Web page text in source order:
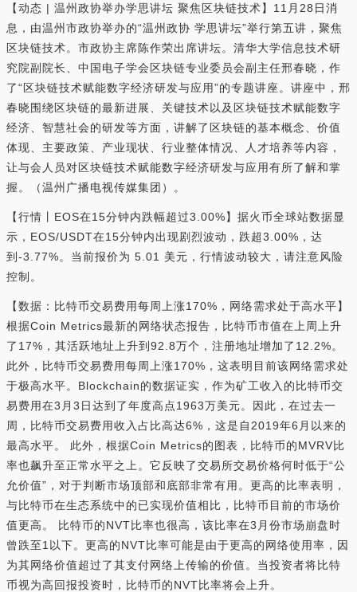
【动态 | 温州政协举办学思讲坛 聚焦区块链技术】11月28日消
息，由温州市政协举办的“温州政协 学思讲坛”举行第五讲，聚焦
区块链技术。市政协主席陈作荣出席讲坛。清华大学信息技术研
究院副院长、中国电子学会区块链专业委员会副主任邢春晓，作
了“区块链技术赋能数字经济研发与应用”的专题讲座。讲座中，邢
春晓围绕区块链的最新进展、关键技术以及区块链技术赋能数字
经济、智慧社会的研发等方面，讲解了区块链的基本概念、价值
体现、主要政策、产业现状、行业整体情况、人才培养等内容，
让与会人员对区块链技术赋能数字经济研发与应用有所了解和掌
握。（温州广播电视传媒集团）。
【行情丨EOS在15分钟内跌幅超过3.00%】据火币全球站数据显
示，EOS/USDT在15分钟内出现剧烈波动，跌超3.00%，达
到-3.77%。当前报价为 5.01 美元，行情波动较大，请注意风险
控制。
【数据：比特币交易费用每周上涨170%，网络需求处于高水平】
根据Coin Metrics最新的网络状态报告，比特币市值在上周上升
了17%，其活跃地址上升到92.8万个，注册地址增加了12.2%。
此外，比特币交易费用每周上涨170%，这表明目前该网络需求处
于极高水平。Blockchain的数据证实，作为矿工收入的比特币交
易费用在3月3日达到了年度高点1963万美元。因此，在过去一
周，比特币交易费用收入占比高达6%，这是自2019年6月以来的
最高水平。 此外，根据Coin Metrics的图表，比特币的MVRV比
率也飙升至正常水平之上。它反映了交易所交易价格何时低于“公
允价值”，对于判断市场顶部和底部非常有用。更高的比率表明，
与比特币在生态系统中的已实现价值相比，比特币目前的市场价
值更高。 比特币的NVT比率也很高，该比率在3月份市场崩盘时
曾跌至1以下。更高的NVT比率可能是由于更高的网络使用率，因
为其网络价值超过了其支付网络上传输的价值。当投资者将比特
币视为高回报投资时，比特币的NVT比率将会上升。